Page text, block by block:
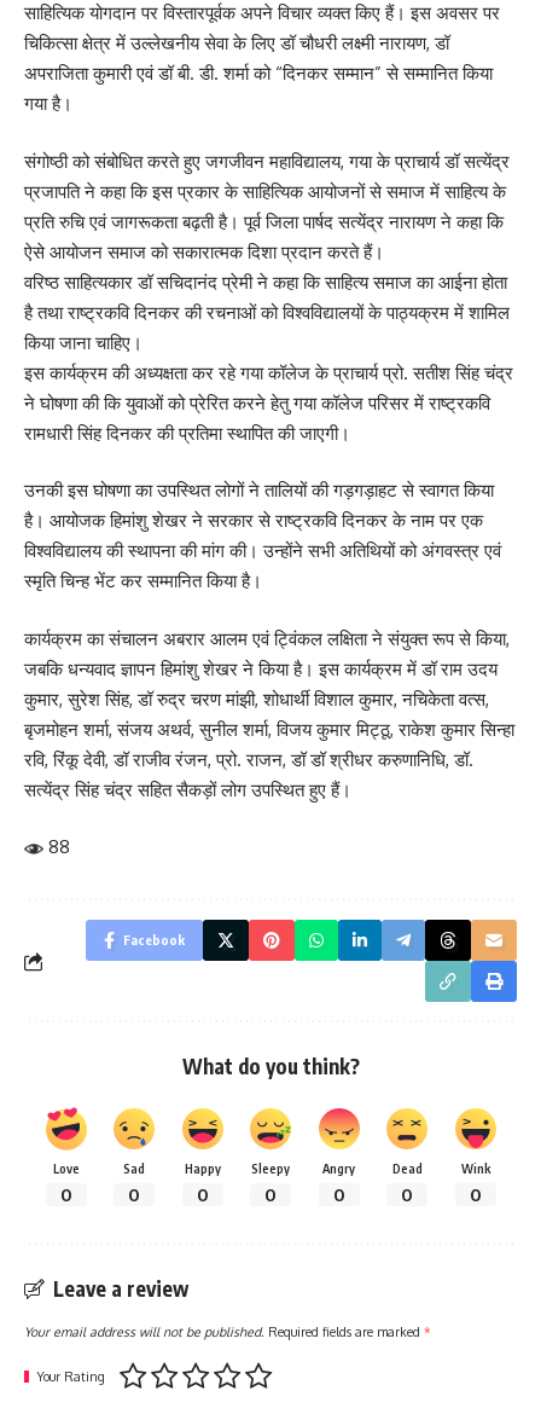
साहित्यिक योगदान पर विस्तारपूर्वक अपने विचार व्यक्त किए हैं। इस अवसर पर
चिकित्सा क्षेत्र में उल्लेखनीय सेवा के लिए डॉ चौधरी लक्ष्मी नारायण, डॉ
अपराजिता कुमारी एवं डॉ बी. डी. शर्मा को “दिनकर सम्मान” से सम्मानित किया
गया है।
संगोष्ठी को संबोधित करते हुए जगजीवन महाविद्यालय, गया के प्राचार्य डॉ सत्येंद्र
प्रजापति ने कहा कि इस प्रकार के साहित्यिक आयोजनों से समाज में साहित्य के
प्रति रुचि एवं जागरूकता बढ़ती है। पूर्व जिला पार्षद सत्येंद्र नारायण ने कहा कि
ऐसे आयोजन समाज को सकारात्मक दिशा प्रदान करते हैं।
वरिष्ठ साहित्यकार डॉ सचिदानंद प्रेमी ने कहा कि साहित्य समाज का आईना होता
है तथा राष्ट्रकवि दिनकर की रचनाओं को विश्वविद्यालयों के पाठ्यक्रम में शामिल
किया जाना चाहिए।
इस कार्यक्रम की अध्यक्षता कर रहे गया कॉलेज के प्राचार्य प्रो. सतीश सिंह चंद्र
ने घोषणा की कि युवाओं को प्रेरित करने हेतु गया कॉलेज परिसर में राष्ट्रकवि
रामधारी सिंह दिनकर की प्रतिमा स्थापित की जाएगी।
उनकी इस घोषणा का उपस्थित लोगों ने तालियों की गड़गड़ाहट से स्वागत किया
है। आयोजक हिमांशु शेखर ने सरकार से राष्ट्रकवि दिनकर के नाम पर एक
विश्वविद्यालय की स्थापना की मांग की। उन्होंने सभी अतिथियों को अंगवस्त्र एवं
स्मृति चिन्ह भेंट कर सम्मानित किया है।
कार्यक्रम का संचालन अबरार आलम एवं ट्विंकल लक्षिता ने संयुक्त रूप से किया,
जबकि धन्यवाद ज्ञापन हिमांशु शेखर ने किया है। इस कार्यक्रम में डॉ राम उदय
कुमार, सुरेश सिंह, डॉ रुद्र चरण मांझी, शोधार्थी विशाल कुमार, नचिकेता वत्स,
बृजमोहन शर्मा, संजय अथर्व, सुनील शर्मा, विजय कुमार मिट्ठू, राकेश कुमार सिन्हा
रवि, रिंकू देवी, डॉ राजीव रंजन, प्रो. राजन, डॉ डॉ श्रीधर करुणानिधि, डॉ.
सत्येंद्र सिंह चंद्र सहित सैकड़ों लोग उपस्थित हुए हैं।
88
Facebook
What do you think?
Love
0
Sad
0
Happy
0
Sleepy
0
Angry
0
Dead
0
Wink
0
Leave a review
Your email address will not be published. Required fields are marked *
Your Rating